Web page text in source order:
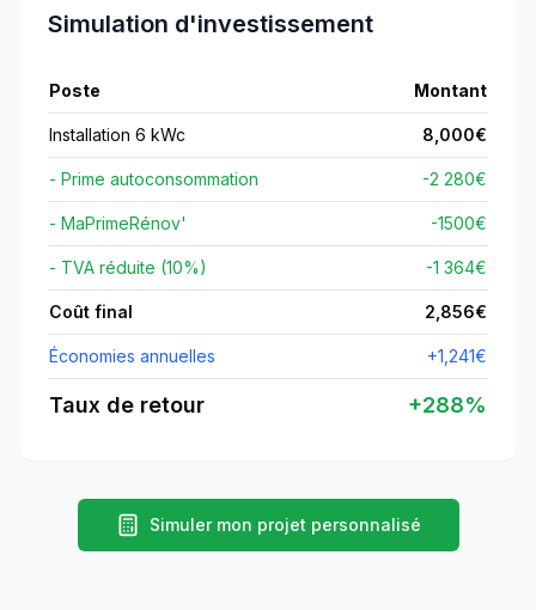
Simulation d'investissement
Poste Montant
Installation 6 kWc 8,000€
- Prime autoconsommation -2 280€
- MaPrimeRénov' -1500€
- TVA réduite (10%) -1 364€
Coût final 2,856€
Économies annuelles +1,241€
Taux de retour +288%
Simuler mon projet personnalisé